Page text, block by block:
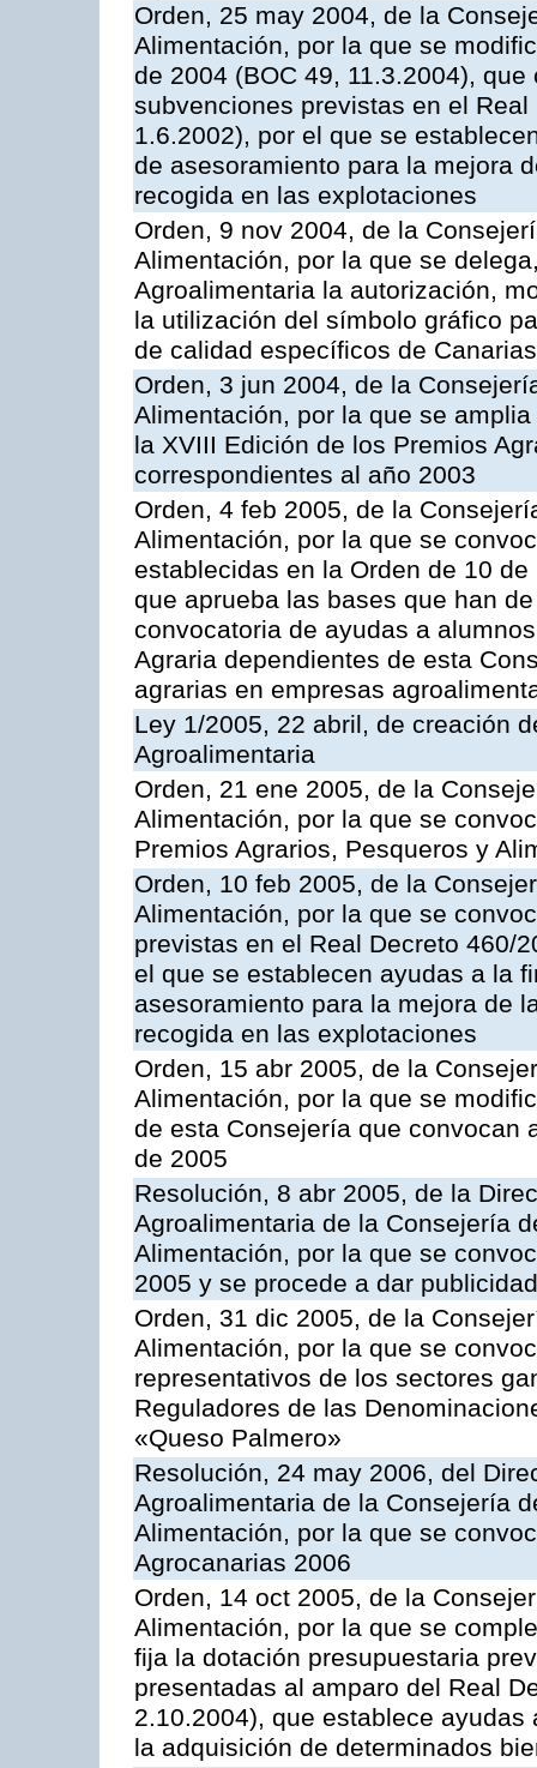
Orden, 25 may 2004, de la
Alimentación, por la que se
de 2004 (BOC 49, 11.3.2004),
subvenciones previstas en el
1.6.2002), por el que se
de asesoramiento para la mejora
recogida en las explotaciones
Orden, 9 nov 2004, de la
Alimentación, por la que se
Agroalimentaria la autorización,
la utilización del símbolo gráfico
de calidad específicos de Canarias
Orden, 3 jun 2004, de la
Alimentación, por la que se
la XVIII Edición de los Premios
correspondientes al año 2003
Orden, 4 feb 2005, de la
Alimentación, por la que se
establecidas en la Orden de 10
que aprueba las bases que han
convocatoria de ayudas a
Agraria dependientes de esta
agrarias en empresas
Ley 1/2005, 22 abril, de creación
Agroalimentaria
Orden, 21 ene 2005, de la
Alimentación, por la que se
Premios Agrarios, Pesqueros y
Orden, 10 feb 2005, de la
Alimentación, por la que se
previstas en el Real Decreto 460/
el que se establecen ayudas a la
asesoramiento para la mejora de
recogida en las explotaciones
Orden, 15 abr 2005, de la
Alimentación, por la que se
de esta Consejería que convocan
de 2005
Resolución, 8 abr 2005, de la
Agroalimentaria de la Consejería
Alimentación, por la que se
2005 y se procede a dar
Orden, 31 dic 2005, de la
Alimentación, por la que se
representativos de los sectores
Reguladores de las
«Queso Palmero»
Resolución, 24 may 2006, del
Agroalimentaria de la Consejería
Alimentación, por la que se
Agrocanarias 2006
Orden, 14 oct 2005, de la
Alimentación, por la que se
fija la dotación presupuestaria
presentadas al amparo del Real
2.10.2004), que establece
la adquisición de determinados